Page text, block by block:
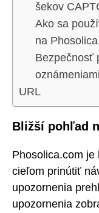
šekov
Ako sa
na
Bezpečnosť
oznámeniami
URL
Bližší pohľad
Phosolica.com
cieľom prinútiť
upozornenia
upozornenia